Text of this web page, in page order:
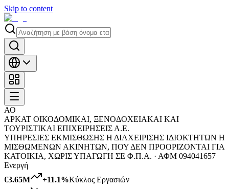
Skip to content
ΑΟ
ΑΡΚΑΤ ΟΙΚΟΔΟΜΙΚΑΙ, ΞΕΝΟΔΟΧΕΙΑΚΑΙ ΚΑΙ
ΤΟΥΡΙΣΤΙΚΑΙ ΕΠΙΧΕΙΡΗΣΕΙΣ Α.Ε.
ΥΠΗΡΕΣΙΕΣ ΕΚΜΙΣΘΩΣΗΣ Η ΔΙΑΧΕΙΡΙΣΗΣ ΙΔΙΟΚΤΗΤΩΝ Η
ΜΙΣΘΩΜΕΝΩΝ ΑΚΙΝΗΤΩΝ, ΠΟΥ ΔΕΝ ΠΡΟΟΡΙΖΟΝΤΑΙ ΓΙΑ
ΚΑΤΟΙΚΙΑ, ΧΩΡΙΣ ΥΠΑΓΩΓΗ ΣΕ Φ.Π.Α. · ΑΦΜ 094041657
Ενεργή
€3.65M
+11.1%Κύκλος Εργασιών